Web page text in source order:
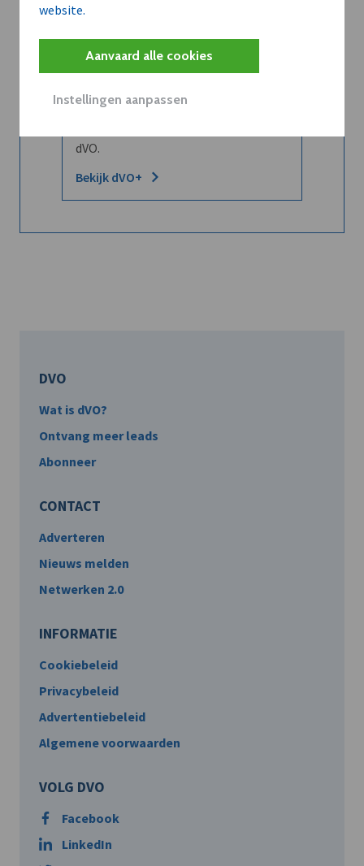
website.
Aanvaard alle cookies
Instellingen aanpassen
Wilt u niet enkel de dVO community
leren kennen maar dat men u ook
Word dVO Member voor €72/mnd en
dVO.
Bekijk dVO+
DVO
Wat is dVO?
Ontvang meer leads
Abonneer
CONTACT
Adverteren
Nieuws melden
Netwerken 2.0
INFORMATIE
Cookiebeleid
Privacybeleid
Advertentiebeleid
Algemene voorwaarden
VOLG DVO
Facebook
LinkedIn